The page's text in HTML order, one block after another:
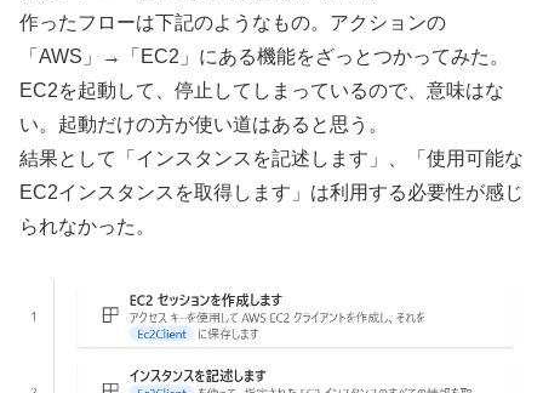
作ったフローは下記のようなもの。アクションの
「AWS」→「EC2」にある機能をざっとつかってみた。
EC2を起動して、停止してしまっているので、意味はな
い。起動だけの方が使い道はあると思う。
結果として「インスタンスを記述します」、「使用可能な
EC2インスタンスを取得します」は利用する必要性が感じ
られなかった。